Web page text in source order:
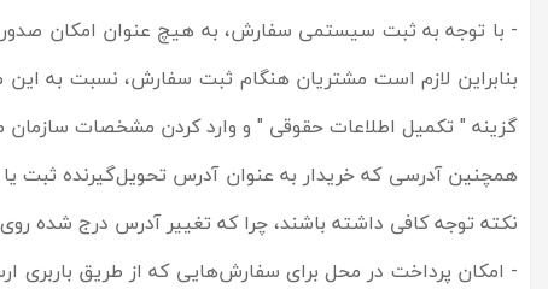
- با توجه به ثبت سیستمی سفارش، به هیچ عنوان امکان
بنابراین لازم است مشتریان هنگام ثبت سفارش، نسبت به این
گزینه " تکمیل اطلاعات حقوقی " و وارد کردن مشخصات سازمان
همچنین آدرسی که خریدار به عنوان آدرس تحویل‌گیرنده ثبت
نکته توجه کافی داشته باشند، چرا که تغییر آدرس درج شده
- امکان پرداخت در محل برای سفارش‌هایی که از طریق باربری